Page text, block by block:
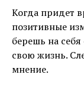
Когда придет
позитивные
берешь на себя
свою жизнь.
мнение.